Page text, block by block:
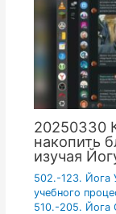
20250330
накопить
изучая
502.-123. Йога
учебного
510.-205. Йога